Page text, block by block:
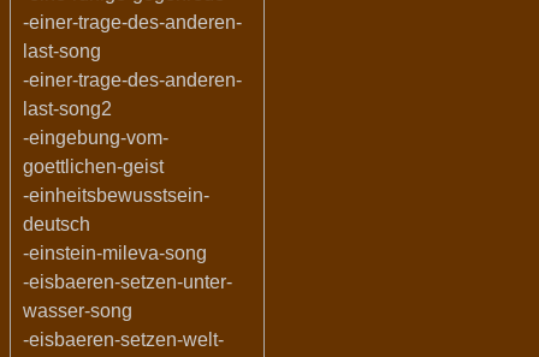
-einer-trage-des-anderen-
last-song
-einer-trage-des-anderen-
last-song2
-eingebung-vom-
goettlichen-geist
-einheitsbewusstsein-
deutsch
-einstein-mileva-song
-eisbaeren-setzen-unter-
wasser-song
-eisbaeren-setzen-welt-